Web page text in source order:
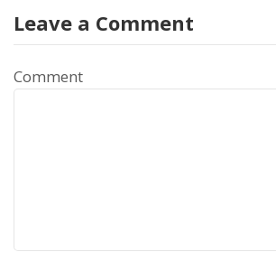
Leave a Comment
Comment